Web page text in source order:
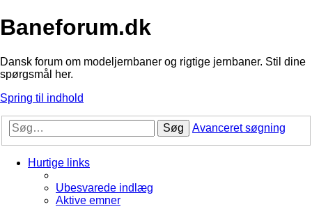
Baneforum.dk
Dansk forum om modeljernbaner og rigtige jernbaner. Stil dine
spørgsmål her.
Spring til indhold
Søg Avanceret søgning
Hurtige links
Ubesvarede indlæg
Aktive emner